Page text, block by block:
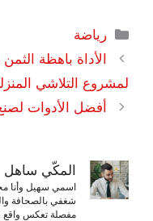
التصنيفات
رياضة
الأداة باهظة
لمشروع التلاشي
أفضل الأدوات
المكّي ساهل
اسمي سهيل وأنا
شغفي بالصحافة
مفصلة تعكس واقع